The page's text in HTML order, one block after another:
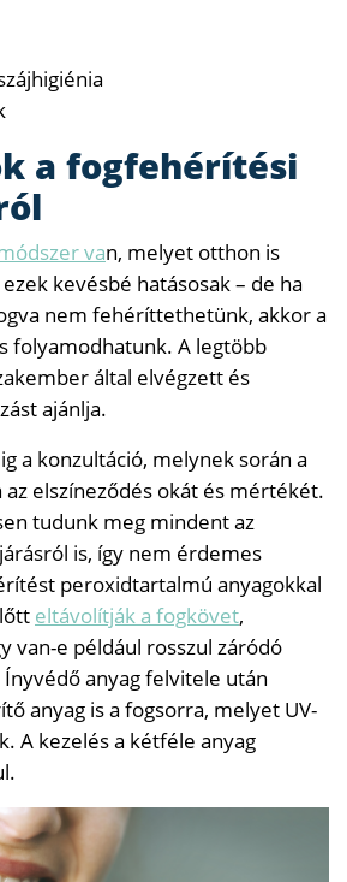
a fogfehérítési
van, melyet otthon is
kevésbé hatásosak – de ha
nem fehéríttethetünk, akkor a
folyamodhatunk. A legtöbb
által elvégzett és
ajánlja.
a konzultáció, melynek során a
elszíneződés okát és mértékét.
tudunk meg mindent az
is, így nem érdemes
peroxidtartalmú anyagokkal
eltávolítják a fogkövet,
van-e például rosszul záródó
anyag felvitele után
anyag is a fogsorra, melyet UV-
A kezelés a kétféle anyag